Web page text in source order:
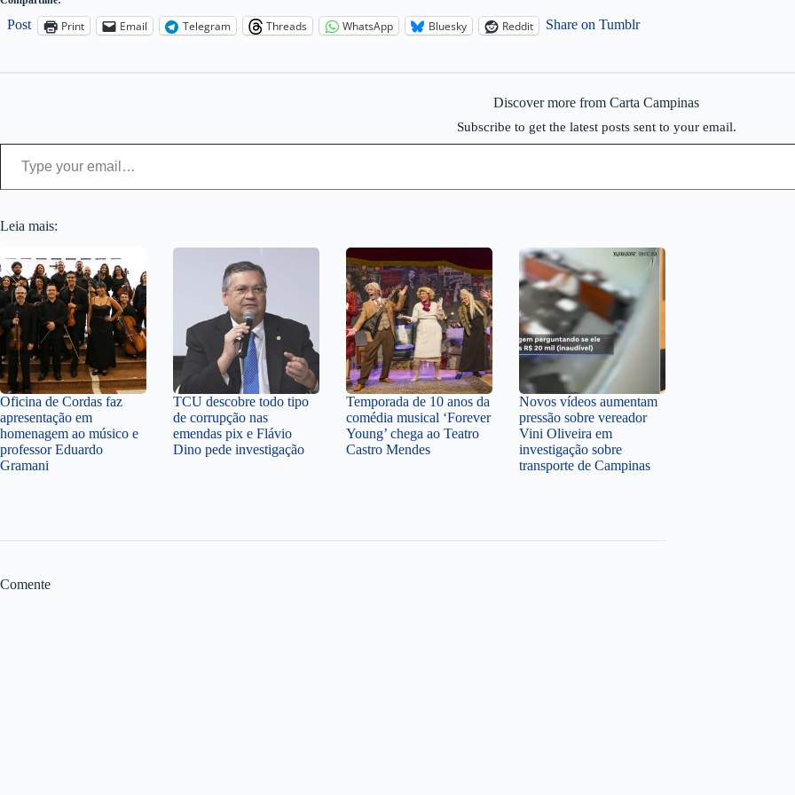
Post Print Email Telegram Threads WhatsApp Bluesky Reddit Share on Tumblr
Discover more from Carta Campinas
Subscribe to get the latest posts sent to your email.
Type your email…
Leia mais:
Oficina de Cordas faz
apresentação em
homenagem ao músico e
professor Eduardo
Gramani
TCU descobre todo tipo
de corrupção nas
emendas pix e Flávio
Dino pede investigação
Temporada de 10 anos da
comédia musical ‘Forever
Young’ chega ao Teatro
Castro Mendes
Novos vídeos aumentam
pressão sobre vereador
Vini Oliveira em
investigação sobre
transporte de Campinas
Comente